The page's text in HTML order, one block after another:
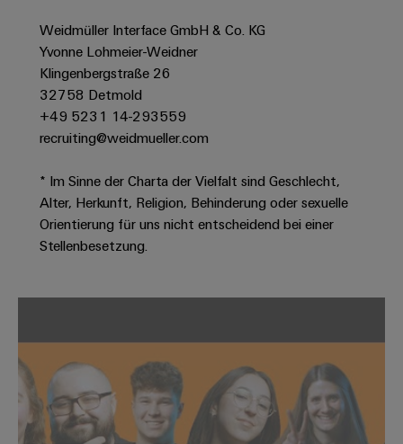
&
Abwasseraufbereitung
Lösungen
für
die
Wasser-
Wasserstoff
Wasserstoff
als
Schlüsseltechnologie
die
Windenergie
Effizienter
Betrieb
von
Windparks
Werkzeuge
Automaten
Software
Industriedrucker
Industrieleuchte
Infrastructure
Assemblierungsservice
Bestückte
Klemmenleisten
Weidmüller Interface GmbH & Co. KG
Yvonne Lohmeier-Weidner
Klingenbergstraße 26
32758 Detmold
+49 5231 14-293559
recruiting@weidmueller.com
* Im Sinne der Charta der Vielfalt sind Geschlecht,
Alter, Herkunft, Religion, Behinderung oder sexuelle
Orientierung für uns nicht entscheidend bei einer
Stellenbesetzung.